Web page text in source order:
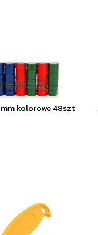
mm kolorowe 48szt